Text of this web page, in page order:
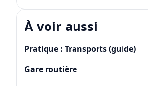
À voir aussi
Pratique : Transports (guide)
Gare routière